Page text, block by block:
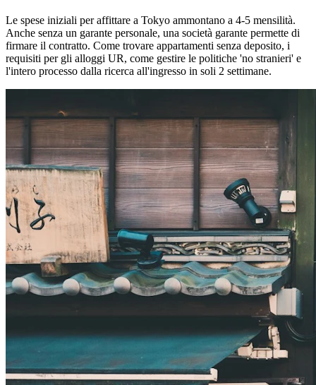
Le spese iniziali per affittare a Tokyo ammontano a 4-5 mensilità.
Anche senza un garante personale, una società garante permette di
firmare il contratto. Come trovare appartamenti senza deposito, i
requisiti per gli alloggi UR, come gestire le politiche 'no stranieri' e
l'intero processo dalla ricerca all'ingresso in soli 2 settimane.